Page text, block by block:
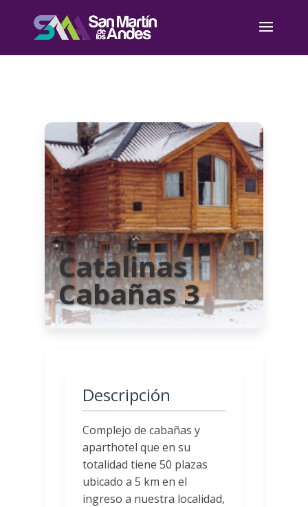
Catalinas
Cabañas 3
Descripción
Complejo de cabañas y
aparthotel que en su
totalidad tiene 50 plazas
ubicado a 5 km en el
ingreso a nuestra localidad,